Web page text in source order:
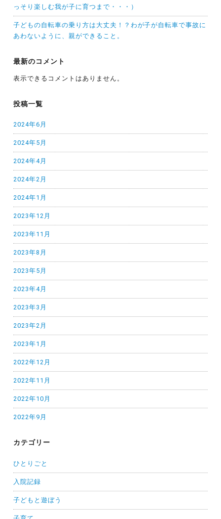
っそり楽しむ我が子に育つまで・・・）
子どもの自転車の乗り方は大丈夫！？わが子が自転車で事故に
あわないように、親ができること。
最新のコメント
表示できるコメントはありません。
投稿一覧
2024年6月
2024年5月
2024年4月
2024年2月
2024年1月
2023年12月
2023年11月
2023年8月
2023年5月
2023年4月
2023年3月
2023年2月
2023年1月
2022年12月
2022年11月
2022年10月
2022年9月
カテゴリー
ひとりごと
入院記録
子どもと遊ぼう